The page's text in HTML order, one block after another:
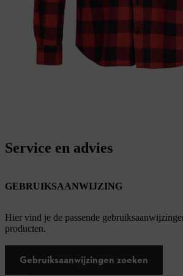
Service en advies
GEBRUIKSAANWIJZING
Hier vind je de passende
producten.
Gebruiksaanwijzingen zoeken